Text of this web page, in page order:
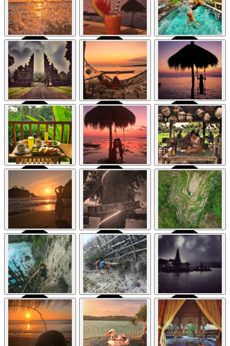
dioses
Indonesia
dioses
Indonesia
dioses
Indonesia
Bali: Templos,
naturaleza y cultura
en la isla de los
dioses
Indonesia
Bali: Templos,
naturaleza y cultura
en la isla de los
dioses
Indonesia
Bali: Templos,
naturaleza y cultura
en la isla de los
dioses
Indonesia
Bali: Templos,
naturaleza y cultura
en la isla de los
dioses
Indonesia
Bali: Templos,
naturaleza y cultura
en la isla de los
dioses
Indonesia
Bali: Templos,
naturaleza y cultura
en la isla de los
dioses
Indonesia
Bali: Templos,
naturaleza y cultura
en la isla de los
dioses
Indonesia
Bali: Templos,
naturaleza y cultura
en la isla de los
dioses
Indonesia
Bali: Templos,
naturaleza y cultura
en la isla de los
dioses
Indonesia
Bali: Templos,
naturaleza y cultura
en la isla de los
dioses
Indonesia
Bali: Templos,
naturaleza y cultura
en la isla de los
dioses
Indonesia
Bali: Templos,
naturaleza y cultura
en la isla de los
dioses
Indonesia
Bali: Templos,
naturaleza y cultura
en la isla de los
dioses
Indonesia
Bali: Templos,
naturaleza y cultura
en la isla de los
dioses
Indonesia
Bali: Templos,
naturaleza y cultura
en la isla de los
dioses
Indonesia